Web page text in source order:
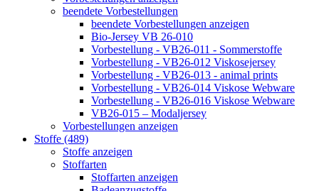
beendete Vorbestellungen
beendete Vorbestellungen anzeigen
Bio-Jersey VB 26-010
Vorbestellung - VB26-011 - Sommerstoffe
Vorbestellung - VB26-012 Viskosejersey
Vorbestellung - VB26-013 - animal prints
Vorbestellung - VB26-014 Viskose Webware
Vorbestellung - VB26-016 Viskose Webware
VB26-015 – Modaljersey
Vorbestellungen anzeigen
Stoffe (489)
Stoffe anzeigen
Stoffarten
Stoffarten anzeigen